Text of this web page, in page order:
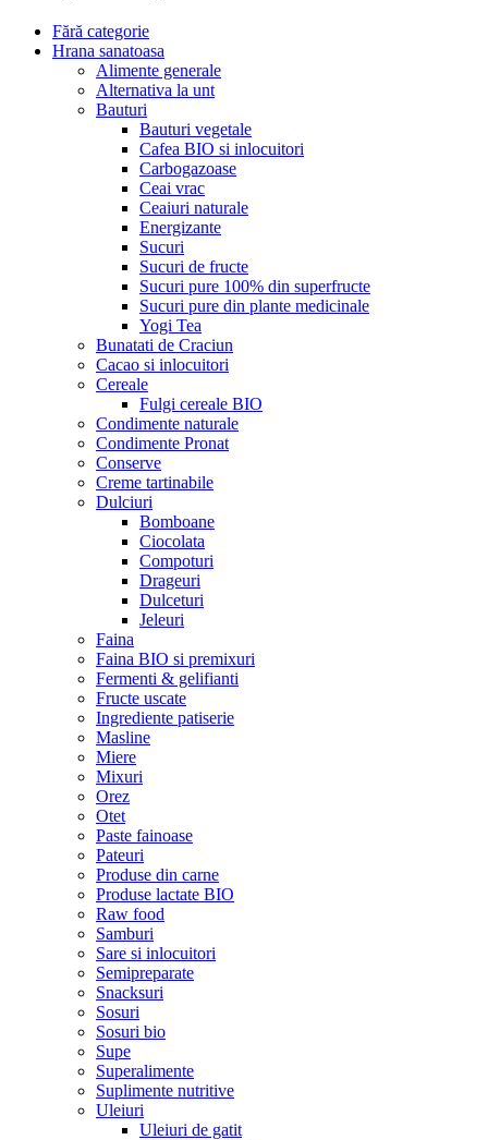
Fără categorie
Hrana sanatoasa
Alimente generale
Alternativa la unt
Bauturi
Bauturi vegetale
Cafea BIO si inlocuitori
Carbogazoase
Ceai vrac
Ceaiuri naturale
Energizante
Sucuri
Sucuri de fructe
Sucuri pure 100% din superfructe
Sucuri pure din plante medicinale
Yogi Tea
Bunatati de Craciun
Cacao si inlocuitori
Cereale
Fulgi cereale BIO
Condimente naturale
Condimente Pronat
Conserve
Creme tartinabile
Dulciuri
Bomboane
Ciocolata
Compoturi
Drageuri
Dulceturi
Jeleuri
Faina
Faina BIO si premixuri
Fermenti & gelifianti
Fructe uscate
Ingrediente patiserie
Masline
Miere
Mixuri
Orez
Otet
Paste fainoase
Pateuri
Produse din carne
Produse lactate BIO
Raw food
Samburi
Sare si inlocuitori
Semipreparate
Snacksuri
Sosuri
Sosuri bio
Supe
Superalimente
Suplimente nutritive
Uleiuri
Uleiuri de gatit